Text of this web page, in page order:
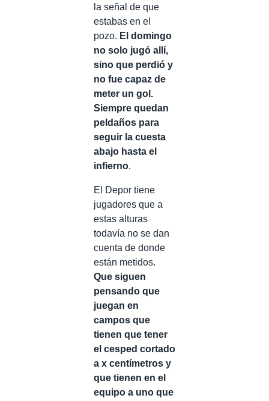
la señal de que
estabas en el
pozo. El domingo
no solo jugó allí,
sino que perdió y
no fue capaz de
meter un gol.
Siempre quedan
peldaños para
seguir la cuesta
abajo hasta el
infierno.
El Depor tiene
jugadores que a
estas alturas
todavía no se dan
cuenta de donde
están metidos.
Que siguen
pensando que
juegan en
campos que
tienen que tener
el cesped cortado
a x centímetros y
que tienen en el
equipo a uno que